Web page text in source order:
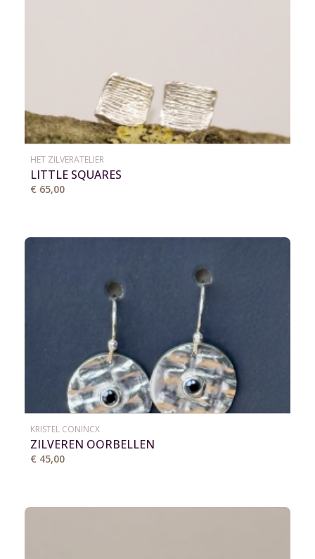
HET ZILVERATELIER
LITTLE SQUARES
€ 65,00
KRISTEL CONINCX
ZILVEREN OORBELLEN
€ 45,00